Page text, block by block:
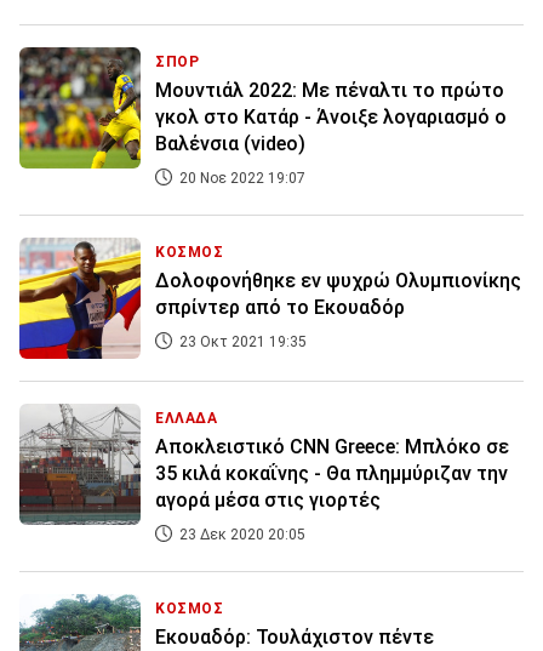
ΣΠΟΡ
Μουντιάλ 2022: Με πέναλτι το πρώτο
γκολ στο Κατάρ - Άνοιξε λογαριασμό ο
Βαλένσια (video)
20 Νοε 2022 19:07
ΚΟΣΜΟΣ
Δολοφονήθηκε εν ψυχρώ Ολυμπιονίκης
σπρίντερ από το Εκουαδόρ
23 Οκτ 2021 19:35
ΕΛΛΑΔΑ
Αποκλειστικό CNN Greece: Μπλόκο σε
35 κιλά κοκαΐνης - Θα πλημμύριζαν την
αγορά μέσα στις γιορτές
23 Δεκ 2020 20:05
ΚΟΣΜΟΣ
Εκουαδόρ: Τουλάχιστον πέντε